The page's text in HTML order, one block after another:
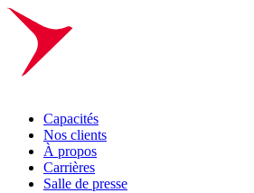
Capacités
Nos clients
À propos
Carrières
Salle de presse